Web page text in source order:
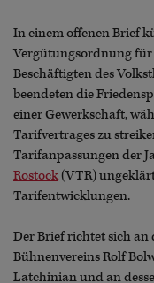
In einem offenen Brief
Vergütungsordnung
Beschäftigten des
beendeten die
einer Gewerkschaft,
Tarifvertrages zu
Tarifanpassungen der
Rostock(VTR)
Tarifentwicklungen.
Der Brief richtet sich an
Bühnenvereins Rolf
Latchinian und an